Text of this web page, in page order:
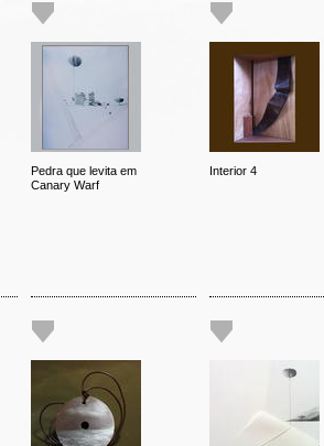
Pedra que levita em
Canary Warf
Interior 4